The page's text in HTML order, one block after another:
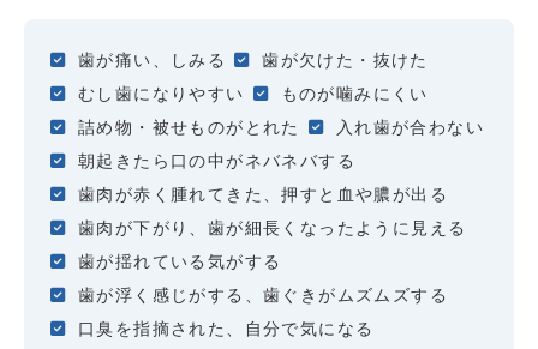
歯が痛い、しみる
歯が欠けた・抜けた
むし歯になりやすい
ものが噛みにくい
詰め物・被せものがとれた
入れ歯が合わない
朝起きたら口の中がネバネバする
歯肉が赤く腫れてきた、押すと血や膿が出る
歯肉が下がり、歯が細長くなったように見える
歯が揺れている気がする
歯が浮く感じがする、歯ぐきがムズムズする
口臭を指摘された、自分で気になる